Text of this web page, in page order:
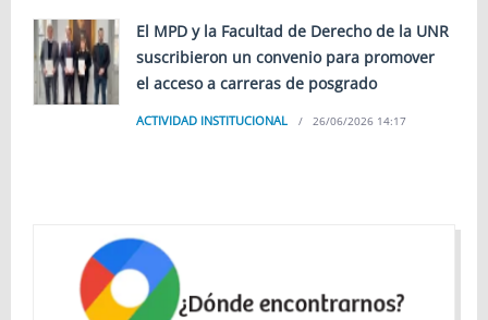
El MPD y la Facultad de Derecho de la UNR
suscribieron un convenio para promover
el acceso a carreras de posgrado
ACTIVIDAD INSTITUCIONAL 26/06/2026 14:17